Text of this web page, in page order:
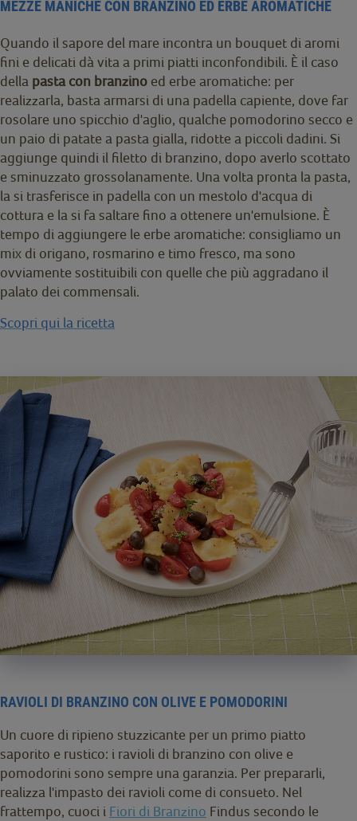
MEZZE MANICHE CON BRANZINO ED ERBE AROMATICHE
Quando il sapore del mare incontra un bouquet di aromi
fini e delicati dà vita a primi piatti inconfondibili. È il caso
della pasta con branzino ed erbe aromatiche: per
realizzarla, basta armarsi di una padella capiente, dove far
rosolare uno spicchio d'aglio, qualche pomodorino secco e
un paio di patate a pasta gialla, ridotte a piccoli dadini. Si
aggiunge quindi il filetto di branzino, dopo averlo scottato
e sminuzzato grossolanamente. Una volta pronta la pasta,
la si trasferisce in padella con un mestolo d'acqua di
cottura e la si fa saltare fino a ottenere un'emulsione. È
tempo di aggiungere le erbe aromatiche: consigliamo un
mix di origano, rosmarino e timo fresco, ma sono
ovviamente sostituibili con quelle che più aggradano il
palato dei commensali.
Scopri qui la ricetta
RAVIOLI DI BRANZINO CON OLIVE E POMODORINI
Un cuore di ripieno stuzzicante per un primo piatto
saporito e rustico: i ravioli di branzino con olive e
pomodorini sono sempre una garanzia. Per prepararli,
realizza l'impasto dei ravioli come di consueto. Nel
frattempo, cuoci i Fiori di Branzino Findus secondo le